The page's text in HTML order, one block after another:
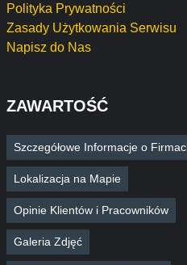
Polityka Prywatności
Zasady Użytkowania Serwisu
Napisz do Nas
ZAWARTOŚĆ
Szczegółowe Informacje o
Lokalizacja na Mapie
Opinie Klientów i Pracowników
Galeria Zdjęć